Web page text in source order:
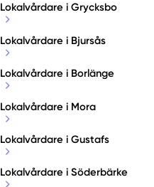
Lokalvårdare i Grycksbo
Lokalvårdare i Bjursås
Lokalvårdare i Borlänge
Lokalvårdare i Mora
Lokalvårdare i Gustafs
Lokalvårdare i Söderbärke